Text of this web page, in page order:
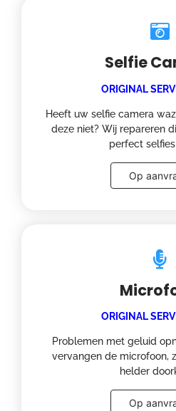
Selfie
ORIGINAL
Heeft uw selfie camera
deze niet? Wij repareren
perfect
Op
ORIGINAL
Problemen met geluid
vervangen de microfoon,
helder
Op